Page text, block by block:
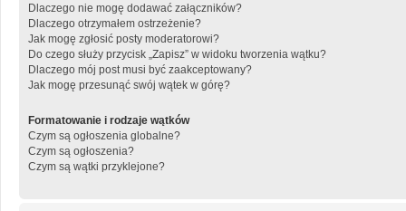
Dlaczego nie mogę dodawać załączników?
Dlaczego otrzymałem ostrzeżenie?
Jak mogę zgłosić posty moderatorowi?
Do czego służy przycisk „Zapisz” w widoku tworzenia wątku?
Dlaczego mój post musi być zaakceptowany?
Jak mogę przesunąć swój wątek w górę?
Formatowanie i rodzaje wątków
Czym są ogłoszenia globalne?
Czym są ogłoszenia?
Czym są wątki przyklejone?